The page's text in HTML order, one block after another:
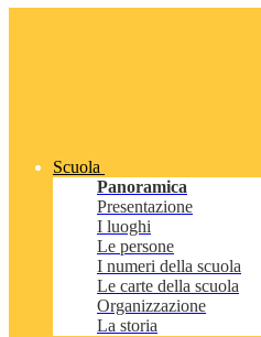
Scuola
Panoramica
Presentazione
I luoghi
Le persone
I numeri della scuola
Le carte della scuola
Organizzazione
La storia